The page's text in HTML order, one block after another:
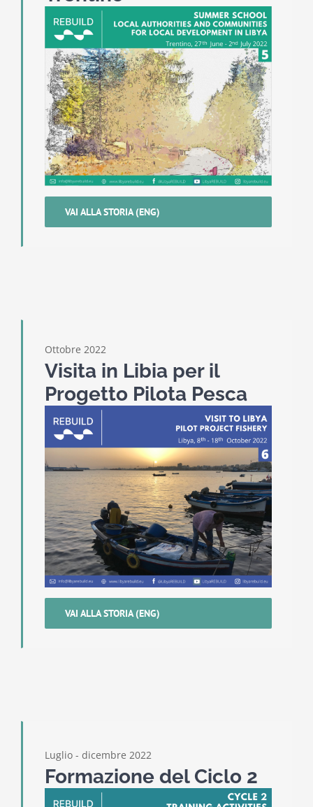
VAI ALLA STORIA (ENG)
Ottobre 2022
Visita in Libia per il
Progetto Pilota Pesca
VAI ALLA STORIA (ENG)
Luglio - dicembre 2022
Formazione del Ciclo 2